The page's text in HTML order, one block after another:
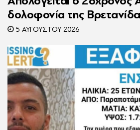
δολοφονία της
– Η ιστορία του είχε γίνει
5 ΑΥΓΟΎΣΤΟΥ 2026